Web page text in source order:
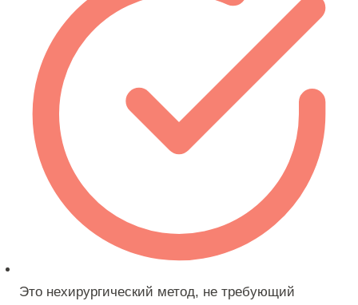
Это нехирургический метод, не требующий